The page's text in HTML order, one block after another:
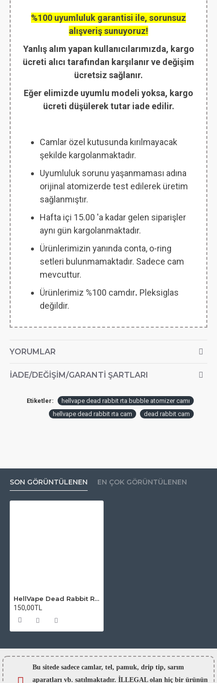
%100 uyumluluk garantisi ile, sorunsuz
alışveriş sunuyoruz!
Yanlış alım yapan kullanıcılarımızda, kargo
ücreti alıcı tarafından karşılanır ve değişim
ücretsiz sağlanır.
Eğer elimizde uyumlu modeli yoksa, kargo
ücreti düşülerek tutar iade edilir.
Camlar özel kutusunda kırılmayacak
şekilde kargolanmaktadır.
Uyumluluk sorunu yaşanmaması adına
orijinal atomizerde test edilerek üretim
sağlanmıştır.
Hafta içi 15.00 'a kadar gelen siparişler
aynı gün kargolanmaktadır.
Ürünlerimizin yanında conta, o-ring
setleri bulunmamaktadır. Sadece cam
mevcuttur.
Ürünlerimiz %100 camdır. Pleksiglas
değildir.
YORUMLAR
İADE/DEĞIŞIM/GARANTI ŞARTLARI
Etiketler:
hellvape dead rabbit rta bubble atomizer camı
hellvape dead rabbit rta cam
dead rabbit cam
SON GÖRÜNTÜLENEN EN ÇOK GÖRÜNTÜLENEN
HellVape Dead Rabbit RTA Atomizer Camı
150,00TL
Bu sitede sadece camlar, tel, pamuk, drip tip, sarım
aparatları vb. satılmaktadır. İLLEGAL olan hiç bir ürünün